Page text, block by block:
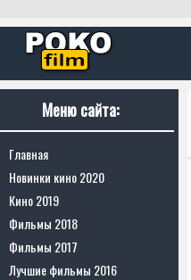
Меню сайта:
Главная
Новинки кино 2020
Кино 2019
Фильмы 2018
Фильмы 2017
Лучшие фильмы 2016